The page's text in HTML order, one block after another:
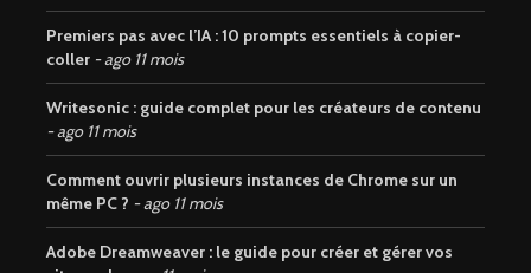
Premiers pas avec l’IA : 10 prompts essentiels à copier-
coller
ago 11 mois
Writesonic : guide complet pour les créateurs de contenu
ago 11 mois
Comment ouvrir plusieurs instances de Chrome sur un
même PC ?
ago 11 mois
Adobe Dreamweaver : le guide pour créer et gérer vos